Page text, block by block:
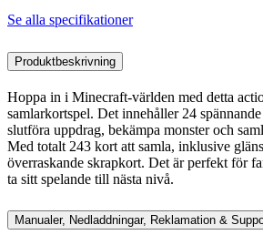
Se alla specifikationer
Produktbeskrivning
Hoppa in i Minecraft-världen med detta
samlarkortspel. Det innehåller 24
slutföra uppdrag, bekämpa monster och
Med totalt 243 kort att samla, inklusive
överraskande skrapkort. Det är perfekt för
ta sitt spelande till nästa nivå.
Manualer, Nedladdningar, Reklamation &